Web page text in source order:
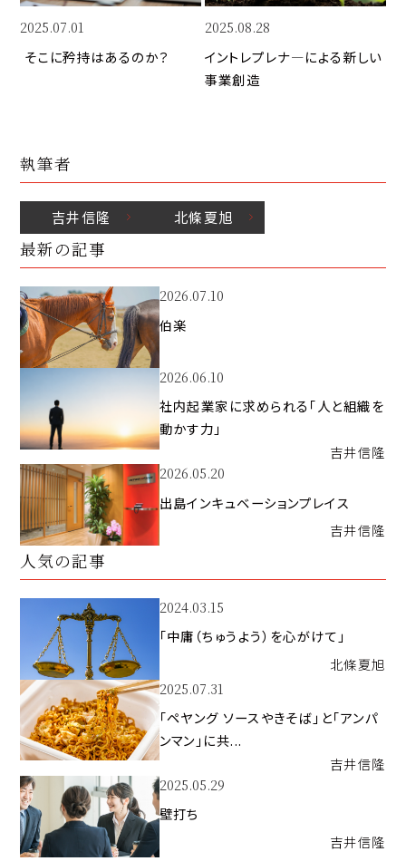
2025.07.01
そこに矜持はあるのか？
2025.08.28
イントレプレナ―による新しい
事業創造
執筆者
吉井信隆 北條夏旭
最新の記事
2026.07.10
伯楽
2026.06.10
社内起業家に求められる「人と組織を
動かす力」
吉井信隆
2026.05.20
出島インキュベーションプレイス
吉井信隆
人気の記事
2024.03.15
「中庸（ちゅうよう）を心がけて」
北條夏旭
2025.07.31
「ペヤング ソースやきそば」と「アンパ
ンマン」に共...
吉井信隆
2025.05.29
壁打ち
吉井信隆